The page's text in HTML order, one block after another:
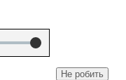
Не робить